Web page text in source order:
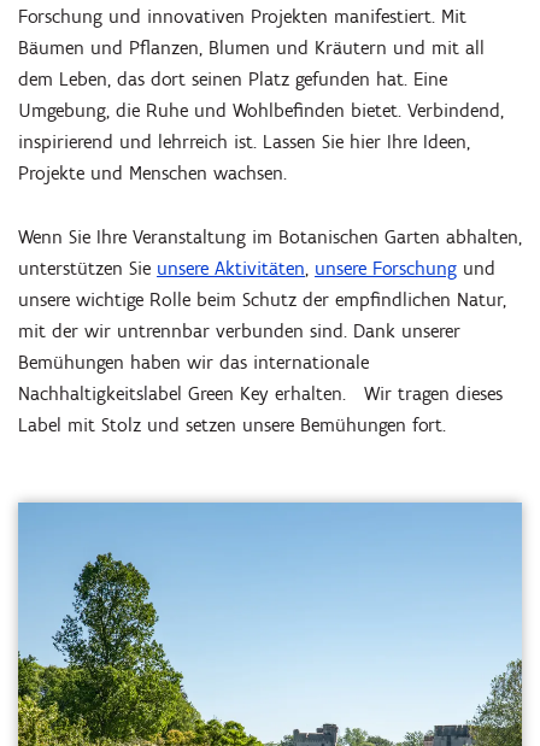
Forschung und innovativen Projekten manifestiert. Mit
Bäumen und Pflanzen, Blumen und Kräutern und mit all
dem Leben, das dort seinen Platz gefunden hat. Eine
Umgebung, die Ruhe und Wohlbefinden bietet. Verbindend,
inspirierend und lehrreich ist. Lassen Sie hier Ihre Ideen,
Projekte und Menschen wachsen.
Wenn Sie Ihre Veranstaltung im Botanischen Garten abhalten,
unterstützen Sie unsere Aktivitäten unsere Forschung und
unsere wichtige Rolle beim Schutz der empfindlichen Natur,
mit der wir untrennbar verbunden sind. Dank unserer
Bemühungen haben wir das internationale
Nachhaltigkeitslabel Green Key erhalten. Wir tragen dieses
Label mit Stolz und setzen unsere Bemühungen fort.